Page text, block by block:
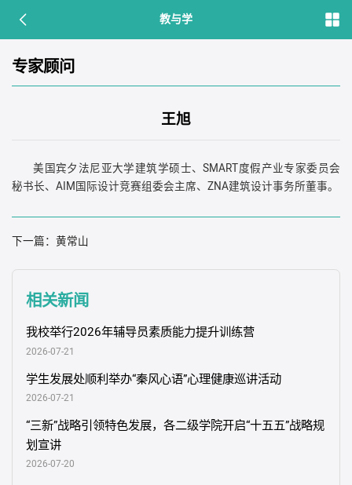
教与学
专家顾问
​王旭
美国宾夕法尼亚大学建筑学硕士、SMART度假产业专家委员会
秘书长、AIM国际设计竞赛组委会主席、ZNA建筑设计事务所董事。
下一篇： 黄常山
相关新闻
我校举行2026年辅导员素质能力提升训练营
2026-07-21
学生发展处顺利举办“秦风心语”心理健康巡讲活动
2026-07-21
“三新”战略引领特色发展，各二级学院开启“十五五”战略规
划宣讲
2026-07-20